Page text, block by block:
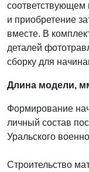
соответствующем
и приобретение
вместе. В
деталей
сборку для
Длина модели,
Формирование
личный состав
Уральского
Строительство